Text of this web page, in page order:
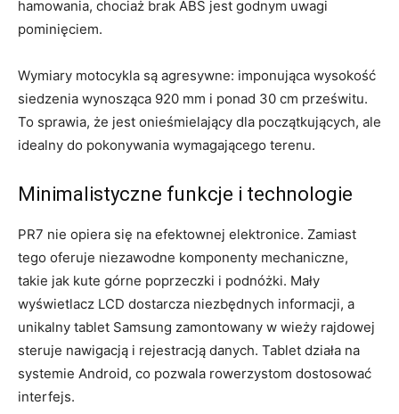
hamowania, chociaż brak ABS jest godnym uwagi
pominięciem.
Wymiary motocykla są agresywne: imponująca wysokość
siedzenia wynosząca 920 mm i ponad 30 cm prześwitu.
To sprawia, że ​​jest onieśmielający dla początkujących, ale
idealny do pokonywania wymagającego terenu.
Minimalistyczne funkcje i technologie
PR7 nie opiera się na efektownej elektronice. Zamiast
tego oferuje niezawodne komponenty mechaniczne,
takie jak kute górne poprzeczki i podnóżki. Mały
wyświetlacz LCD dostarcza niezbędnych informacji, a
unikalny tablet Samsung zamontowany w wieży rajdowej
steruje nawigacją i rejestracją danych. Tablet działa na
systemie Android, co pozwala rowerzystom dostosować
interfejs.